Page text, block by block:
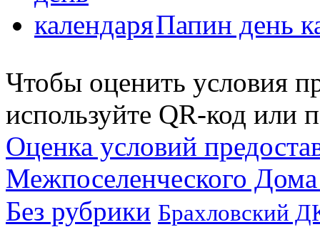
Папин день
Чтобы оценить условия
используйте QR-код или
Оценка условий
Межпоселенческого
Без рубрики Брахловский